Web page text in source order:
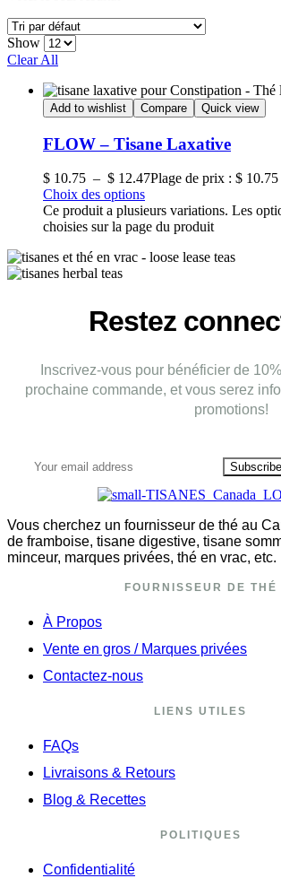
Show
Clear All
Add to wishlist Compare Quick view
FLOW – Tisane Laxative
$ 10.75 – $ 12.47Plage de prix : $
Choix des options
Ce produit a plusieurs variations. Les
choisies sur la page du produit
Restez
Inscrivez-vous pour bénéficier de
prochaine commande, et vous serez
promotions!
Subscribe
Vous cherchez un fournisseur de thé au
de framboise, tisane digestive, tisane
minceur, marques privées, thé en vrac, etc.
FOURNISSEUR DE THÉ
À Propos
Vente en gros / Marques privées
Contactez-nous
LIENS UTILES
FAQs
Livraisons & Retours
Blog & Recettes
POLITIQUES
Confidentialité